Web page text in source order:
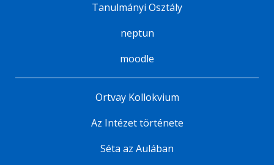
Tanulmányi Osztály
neptun
moodle
Ortvay Kollokvium
Az Intézet története
Séta az Aulában